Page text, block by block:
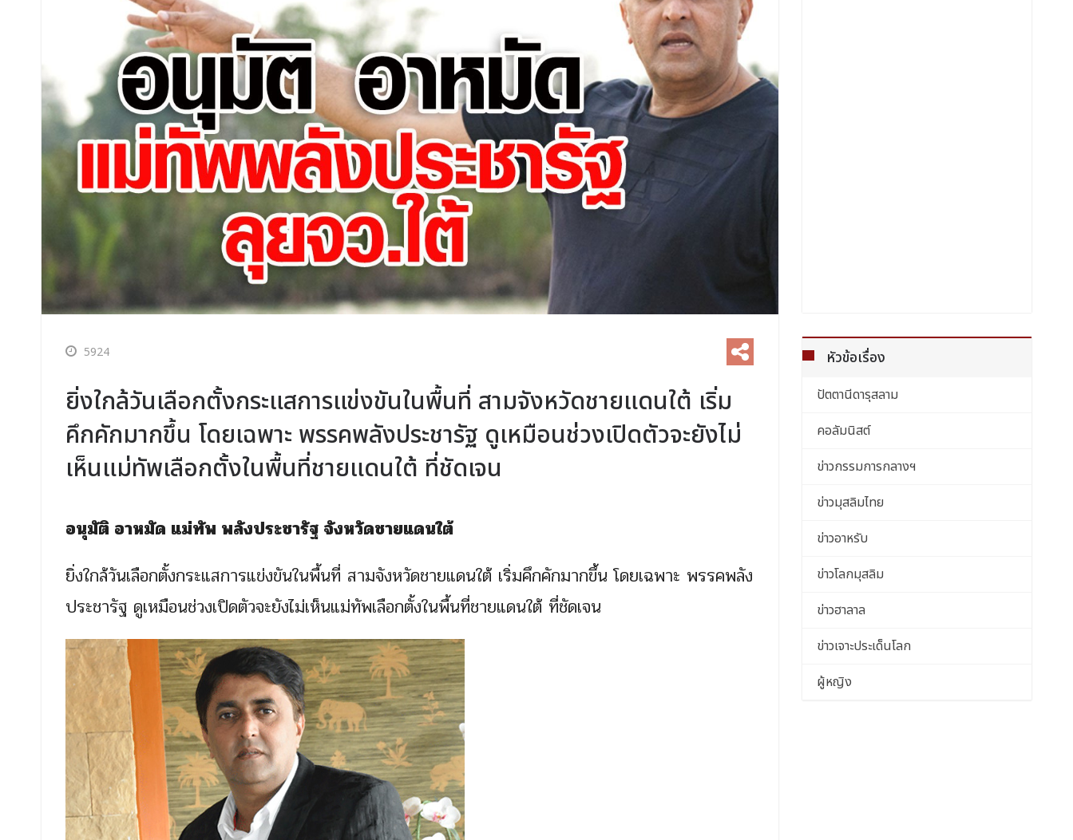
5924
ยิ่งใกล้วันเลือกตั้งกระแสการแข่งขันในพื้นที่ สามจังหวัดชายแดนใต้ เริ่ม
คึกคักมากขึ้น โดยเฉพาะ พรรคพลังประชารัฐ ดูเหมือนช่วงเปิดตัวจะยังไม่
เห็นแม่ทัพเลือกตั้งในพื้นที่ชายแดนใต้ ที่ชัดเจน
อนุมัติ อาหมัด แม่ทัพ พลังประชารัฐ จังหวัดชายแดนใต้
ยิ่งใกล้วันเลือกตั้งกระแสการแข่งขันในพื้นที่ สามจังหวัดชายแดนใต้ เริ่มคึกคักมากขึ้น โดยเฉพาะ พรรคพลัง
ประชารัฐ ดูเหมือนช่วงเปิดตัวจะยังไม่เห็นแม่ทัพเลือกตั้งในพื้นที่ชายแดนใต้ ที่ชัดเจน
หัวข้อเรื่อง
ปัตตานีดารุสลาม
คอลัมนิสต์
ข่าวกรรมการกลางฯ
ข่าวมุสลิมไทย
ข่าวอาหรับ
ข่าวโลกมุสลิม
ข่าวฮาลาล
ข่าวเจาะประเด็นโลก
ผู้หญิง